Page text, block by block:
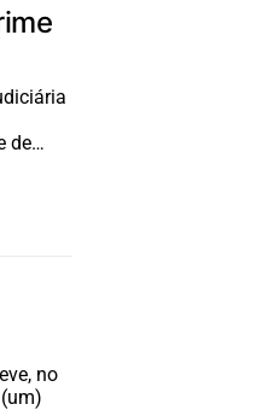
de…
no